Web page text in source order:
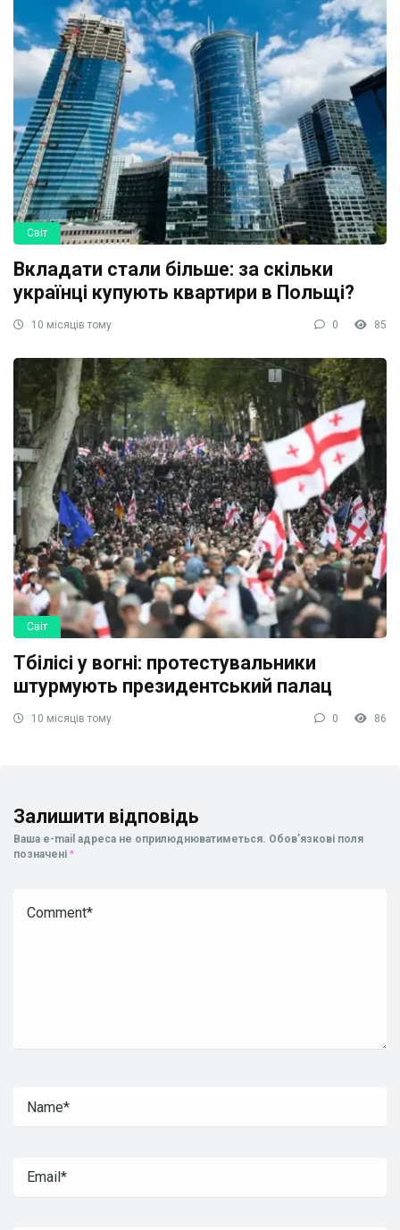
Світ
Вкладати стали більше: за скільки
українці купують квартири в Польщі?
10 місяців тому 0 85
Світ
Тбілісі у вогні: протестувальники
штурмують президентський палац
10 місяців тому 0 86
Залишити відповідь
Ваша e-mail адреса не оприлюднюватиметься. Обов’язкові поля
позначені *